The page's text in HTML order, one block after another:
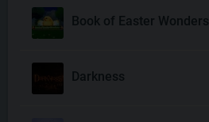
Book of Easter Wonders
Darkness